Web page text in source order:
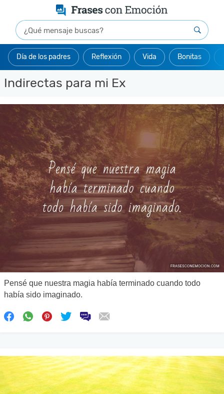
Día de los padres Reflexión Vida Bonitas
Indirectas para mi Ex
Pensé que nuestra magia había terminado cuando todo
había sido imaginado.